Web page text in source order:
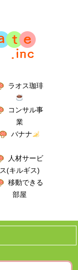
ラオス珈琲
コンサル事
業
バナナ
人材サービ
ス(キルギス)
移動できる
部屋